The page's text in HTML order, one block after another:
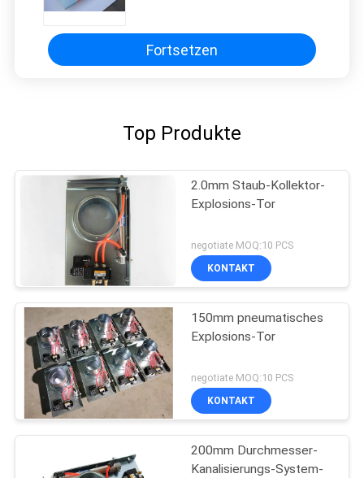
Fortsetzen
Top Produkte
2.0mm Staub-Kollektor-
Explosions-Tor
negotiate MOQ:10 PCS
KONTAKT
150mm pneumatisches
Explosions-Tor
negotiate MOQ:10 PCS
KONTAKT
200mm Durchmesser-
Kanalisierungs-System-